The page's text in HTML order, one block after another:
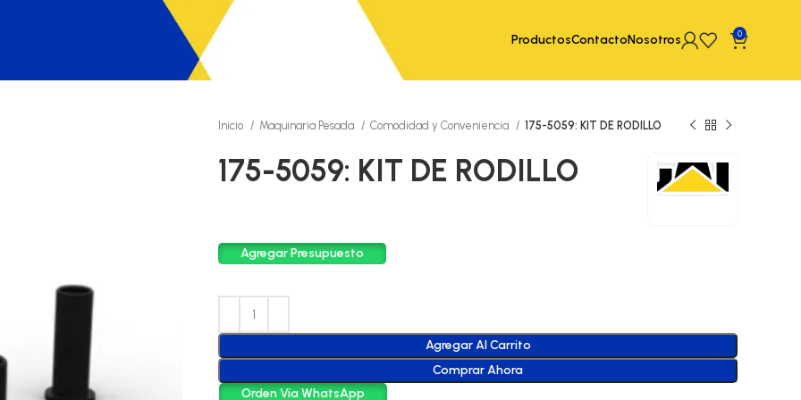
ProductosContactoNosotros 0
Inicio Maquinaria Pesada Comodidad y Conveniencia 175-5059: KIT DE RODILLO
175-5059: KIT DE RODILLO
Agregar Presupuesto
Agregar Al Carrito
Comprar Ahora
Orden Vía WhatsApp